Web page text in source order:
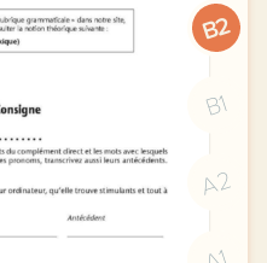
B2
B1
A2